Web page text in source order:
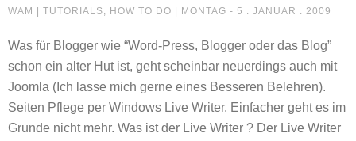
WAM | TUTORIALS, HOW TO DO JOOMLA PFLEGE MIT WINDOWS
| MONTAG - 5 . JANUAR . 2009
Was für Blogger wie “Word-Press, Blogger oder das Blog”
schon ein alter Hut ist, geht scheinbar neuerdings auch mit
Joomla (Ich lasse mich gerne eines Besseren Belehren).
Seiten Pflege per Windows Live Writer. Einfacher geht es im
Grunde nicht mehr. Was ist der Live Writer ? Der Live Writer